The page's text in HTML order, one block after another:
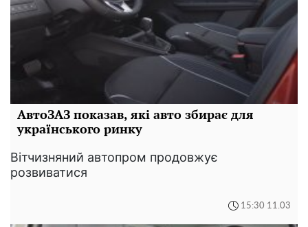
АвтоЗАЗ показав, які авто збирає для
українського ринку
Вітчизняний автопром продовжує
розвиватися
15:30 11.03